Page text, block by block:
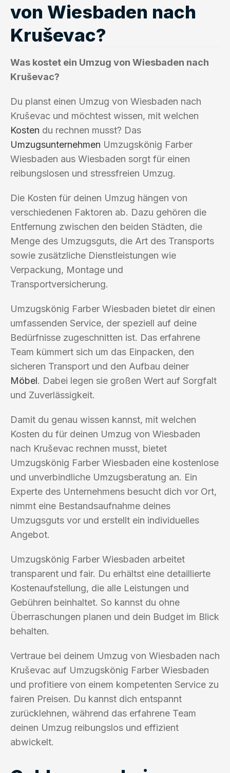
von Wiesbaden nach
Kruševac?
Was kostet ein Umzug von Wiesbaden nach
Kruševac?
Du planst einen Umzug von Wiesbaden nach
Kruševac und möchtest wissen, mit welchen
Kosten du rechnen musst? Das
Umzugsunternehmen Umzugskönig Farber
Wiesbaden aus Wiesbaden sorgt für einen
reibungslosen und stressfreien Umzug.
Die Kosten für deinen Umzug hängen von
verschiedenen Faktoren ab. Dazu gehören die
Entfernung zwischen den beiden Städten, die
Menge des Umzugsguts, die Art des Transports
sowie zusätzliche Dienstleistungen wie
Verpackung, Montage und
Transportversicherung.
Umzugskönig Farber Wiesbaden bietet dir einen
umfassenden Service, der speziell auf deine
Bedürfnisse zugeschnitten ist. Das erfahrene
Team kümmert sich um das Einpacken, den
sicheren Transport und den Aufbau deiner
Möbel. Dabei legen sie großen Wert auf Sorgfalt
und Zuverlässigkeit.
Damit du genau wissen kannst, mit welchen
Kosten du für deinen Umzug von Wiesbaden
nach Kruševac rechnen musst, bietet
Umzugskönig Farber Wiesbaden eine kostenlose
und unverbindliche Umzugsberatung an. Ein
Experte des Unternehmens besucht dich vor Ort,
nimmt eine Bestandsaufnahme deines
Umzugsguts vor und erstellt ein individuelles
Angebot.
Umzugskönig Farber Wiesbaden arbeitet
transparent und fair. Du erhältst eine detaillierte
Kostenaufstellung, die alle Leistungen und
Gebühren beinhaltet. So kannst du ohne
Überraschungen planen und dein Budget im Blick
behalten.
Vertraue bei deinem Umzug von Wiesbaden nach
Kruševac auf Umzugskönig Farber Wiesbaden
und profitiere von einem kompetenten Service zu
fairen Preisen. Du kannst dich entspannt
zurücklehnen, während das erfahrene Team
deinen Umzug reibungslos und effizient
abwickelt.